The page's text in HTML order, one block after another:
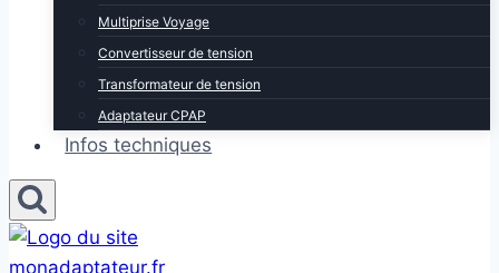
Multiprise Voyage
Convertisseur de tension
Transformateur de tension
Adaptateur CPAP
Infos techniques